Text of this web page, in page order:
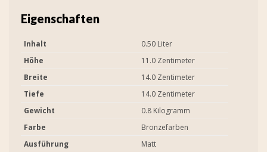
Eigenschaften
Inhalt
0.50 Liter
Höhe
11.0 Zentimeter
Breite
14.0 Zentimeter
Tiefe
14.0 Zentimeter
Gewicht
0.8 Kilogramm
Farbe
Bronzefarben
Ausführung
Matt